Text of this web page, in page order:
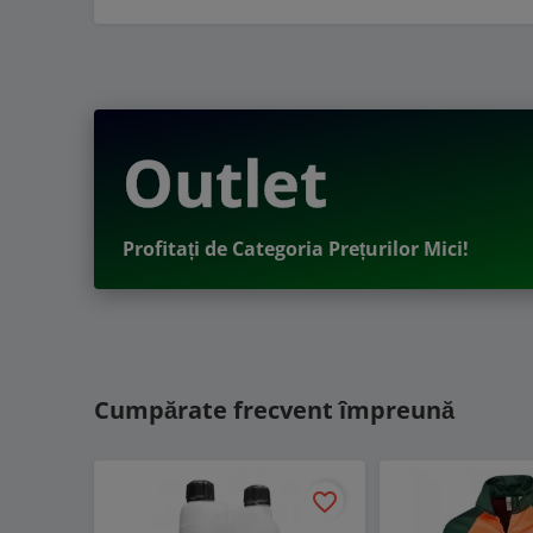
Outlet
Profitați de Categoria Prețurilor Mici!
Cumpărate frecvent împreună
favorite_border